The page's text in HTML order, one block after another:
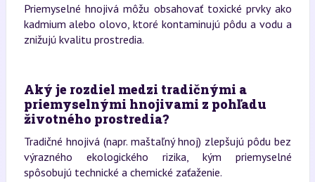
Priemyselné hnojivá môžu obsahovať toxické prvky ako
kadmium alebo olovo, ktoré kontaminujú pôdu a vodu a
znižujú kvalitu prostredia.
Aký je rozdiel medzi tradičnými a
priemyselnými hnojivami z pohľadu
životného prostredia?
Tradičné hnojivá (napr. maštaľný hnoj) zlepšujú pôdu bez
výrazného ekologického rizika, kým priemyselné
spôsobujú technické a chemické zaťaženie.